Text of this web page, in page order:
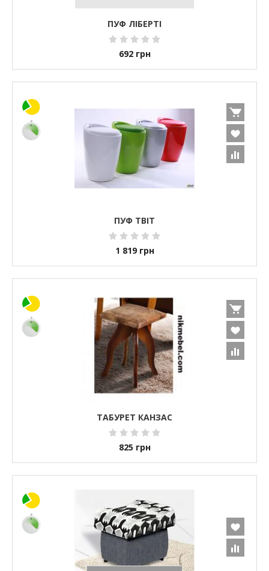
ПУФ ЛІБЕРТІ
692 грн
ПУФ ТВІТ
1 819 грн
ТАБУРЕТ КАНЗАС
825 грн